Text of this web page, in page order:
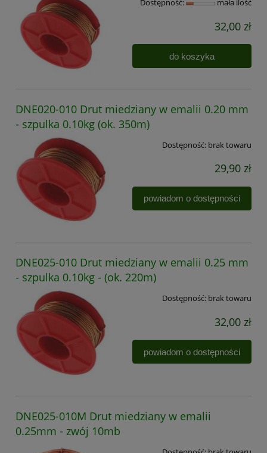
Dostępność: mała ilość
32,00 zł
do koszyka
DNE020-010 Drut miedziany w emalii 0.20 mm
- szpulka 0.10kg (ok. 350m)
Dostępność: brak towaru
29,90 zł
powiadom o dostępności
DNE025-010 Drut miedziany w emalii 0.25 mm
- szpulka 0.10kg - (ok. 220m)
Dostępność: brak towaru
32,00 zł
powiadom o dostępności
DNE025-010M Drut miedziany w emalii
0.25mm - zwój 10mb